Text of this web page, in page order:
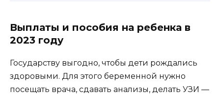
Выплаты и пособия на ребенка в
2023 году
Государству выгодно, чтобы дети рождались
здоровыми. Для этого беременной нужно
посещать врача, сдавать анализы, делать УЗИ —